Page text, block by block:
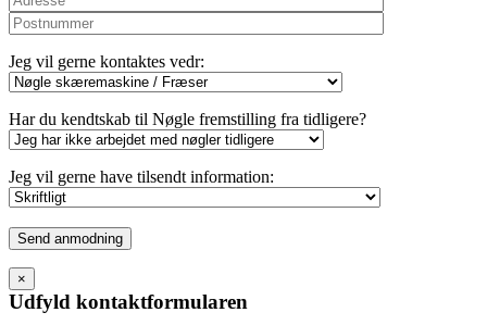
Jeg vil gerne kontaktes vedr:
Har du kendtskab til Nøgle fremstilling fra tidligere?
Jeg vil gerne have tilsendt information:
Please
leave
this
field
empty.
×
Udfyld kontaktformularen